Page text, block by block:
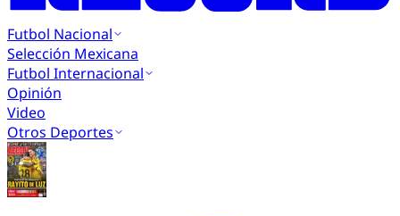
Futbol Nacional
Selección Mexicana
Futbol Internacional
Opinión
Video
Otros Deportes